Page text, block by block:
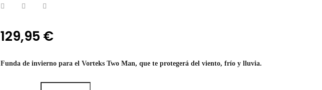
129,95 €
Funda de invierno para el Vorteks Two Man, que te protegerá del viento, frío y lluvia.